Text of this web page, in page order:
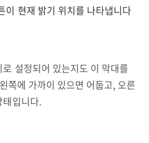
이 현재 밝기 위치를 나타냅니다
설정되어 있는지도 이 막대를
쪽에 가까이 있으면 어둡고, 오른
태입니다.